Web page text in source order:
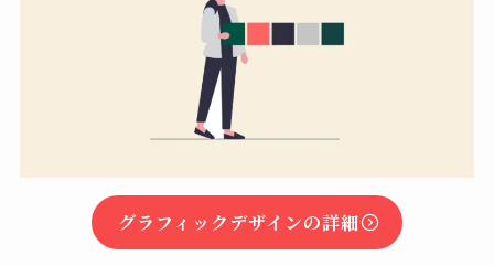
グラフィックデザインの詳細